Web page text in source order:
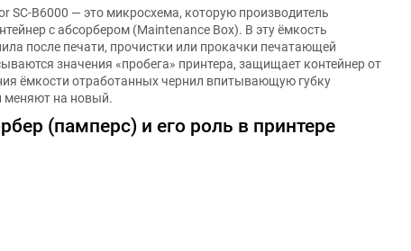
SC-B6000 — это микросхема, которую производитель
с абсорбером (Maintenance Box). В эту ёмкость
после печати, прочистки или прокачки печатающей
значения «пробега» принтера, защищает контейнер от
ёмкости отработанных чернил впитывающую губку
меняют на новый.
(памперс) и его роль в принтере